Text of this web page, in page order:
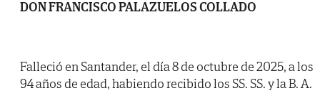
DON FRANCISCO PALAZUELOS COLLADO
Falleció en Santander, el día 8 de octubre de 2025, a los
94 años de edad, habiendo recibido los SS. SS. y la B. A.